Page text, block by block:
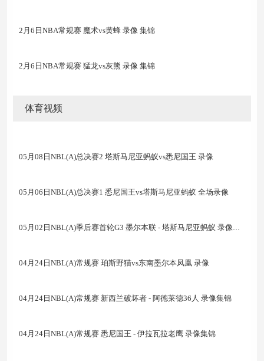
2月6日NBA常规赛 魔术vs黄蜂 录像 集锦
2月6日NBA常规赛 猛龙vs灰熊 录像 集锦
体育视频
05月08日NBL(A)总决赛2 塔斯马尼亚蚂蚁vs悉尼国王 录像
05月06日NBL(A)总决赛1 悉尼国王vs塔斯马尼亚蚂蚁 全场录像
05月02日NBL(A)季后赛首轮G3 墨尔本联 - 塔斯马尼亚蚂蚁 录像集锦
04月24日NBL(A)常规赛 珀斯野猫vs东南墨尔本凤凰 录像
04月24日NBL(A)常规赛 新西兰破坏者 - 阿德莱德36人 录像集锦
04月24日NBL(A)常规赛 悉尼国王 - 伊拉瓦拉老鹰 录像集锦